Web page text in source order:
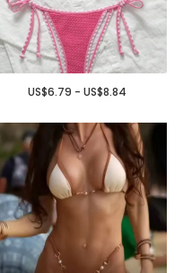
US$6.79 - US$8.84